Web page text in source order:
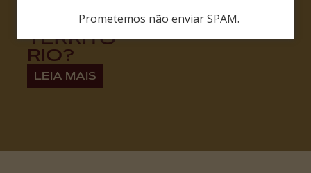
Prometemos não enviar SPAM.
DO SEU
TERRITÓ
RIO?
LEIA MAIS